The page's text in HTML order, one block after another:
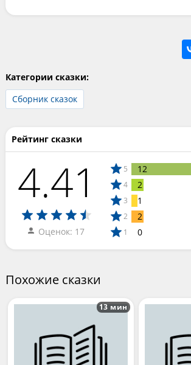
Категории сказки:
Сборник сказок
Рейтинг сказки
4.41
Оценок: 17
5 12
4 2
3 1
2 2
1 0
Похожие сказки
13 мин